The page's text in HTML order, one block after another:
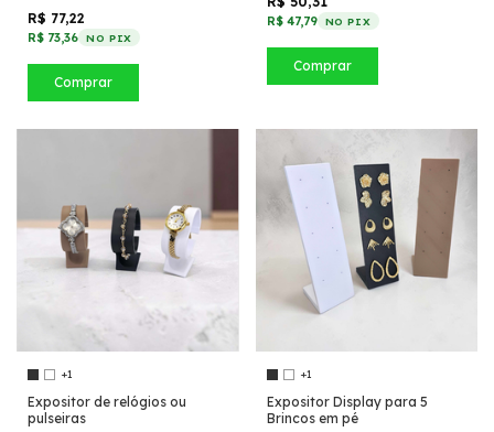
R$ 77,22
R$ 73,36 NO PIX
Comprar
R$ 47,79 NO PIX
Comprar
+1
Expositor de relógios ou
pulseiras
+1
Expositor Display para 5
Brincos em pé